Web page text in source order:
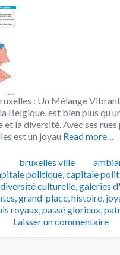
: Un Mélange
Belgique, est bien plus
et la diversité. Avec ses
est un joyau Read more…
Catégories
bruxelles ville Tags
politique,capitale
diversité culturelle,galeries
,grand-place,histoire,
royaux,passé glorieux,
Laisser un commentaire